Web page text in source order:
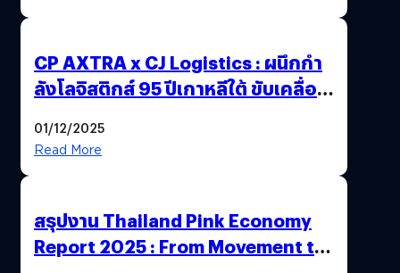
CP AXTRA x CJ Logistics : ผนึกกำ
ลังโลจิสติกส์ 95 ปีเกาหลีใต้ ขับเคลื่อน
01/12/2025
Read More
สรุปงาน Thailand Pink Economy
Report 2025 : From Movement to